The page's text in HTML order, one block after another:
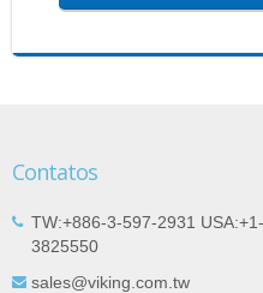
Contatos
TW:+886-3-597-2931
3825550
sales@viking.com.tw